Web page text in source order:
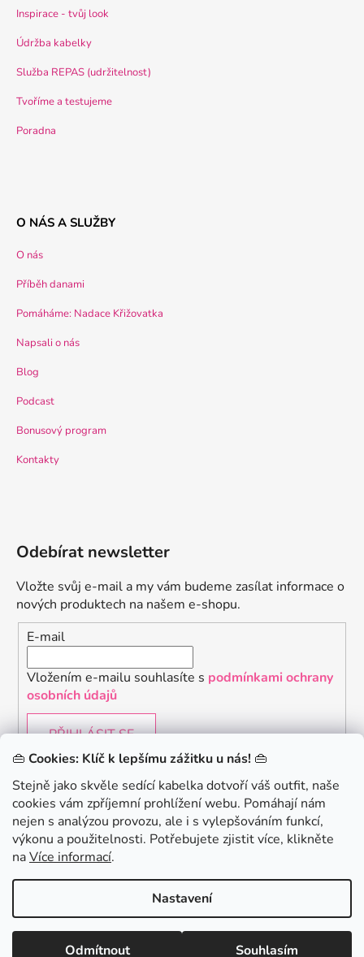
👜 Cookies: Klíč k lepšímu zážitku u nás! 👜
Stejně jako skvěle sedící kabelka dotvoří váš outfit, naše
cookies vám zpříjemní prohlížení webu. Pomáhají nám
nejen s analýzou provozu, ale i s vylepšováním funkcí,
výkonu a použitelnosti. Potřebujete zjistit více, klikněte
naVíce informací.
Nastavení
Odmítnout Souhlasím
Inspirace - tvůj look
Údržba kabelky
Služba REPAS (udržitelnost)
Tvoříme a testujeme
Poradna
O NÁS A SLUŽBY
O nás
Příběh danami
Pomáháme: Nadace Křižovatka
Napsali o nás
Blog
Podcast
Bonusový program
Kontakty
Odebírat newsletter
Vložte svůj e-mail a my vám budeme zasílat informace o
nových produktech na našem e-shopu.
E-mail
Vložením e-mailu souhlasíte s podmínkami ochrany
osobních údajů
PŘIHLÁSIT SE
.
KONTAKTUJTE NÁS - jsme tady pro Vás na telefonu i
Vytvořil Shoptet
Copyright 2026danami . Všechna práva vyhrazena.
Chceš získat slevu 150Kč na svůj první nákup? Přihlaste
se k našemu newsletteru.